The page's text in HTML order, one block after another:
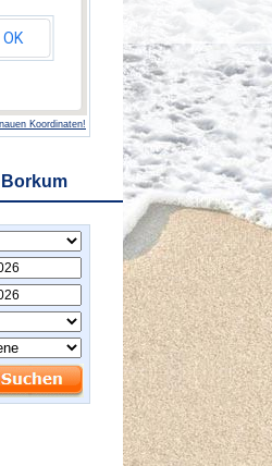
OK
Koordinaten!